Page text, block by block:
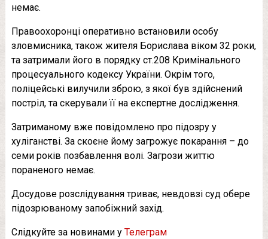
немає.
Правоохоронці оперативно встановили особу
зловмисника, також жителя Борислава віком 32 роки,
та затримали його в порядку ст.208 Кримінального
процесуального кодексу України. Окрім того,
поліцейські вилучили зброю, з якої був здійснений
постріл, та скерували її на експертне дослідження.
Затриманому вже повідомлено про підозру у
хуліганстві. За скоєне йому загрожує покарання – до
семи років позбавлення волі. Загрози життю
пораненого немає.
Досудове розслідування триває, невдовзі суд обере
підозрюваному запобіжний захід.
Слідкуйте за новинами у Телеграм